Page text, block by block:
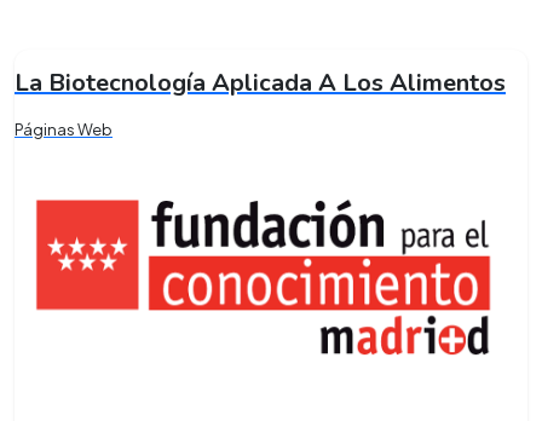
La Biotecnología Aplicada A Los Alimentos
Páginas Web